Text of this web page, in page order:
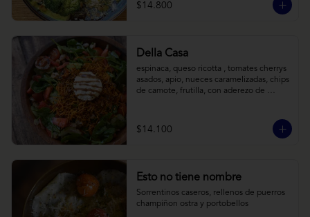
$14.800
Della Casa
espinaca, queso ricotta , tomates cherrys
asados, apio, nueces caramelizadas, chips
de camote, frutilla, con aderezo de
$14.100
Esto no tiene nombre
Sorrentinos caseros, rellenos de puerros
champiñon ostra y portobellos